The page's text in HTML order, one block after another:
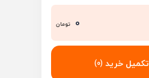
0 تومان
تکمیل خرید (0)